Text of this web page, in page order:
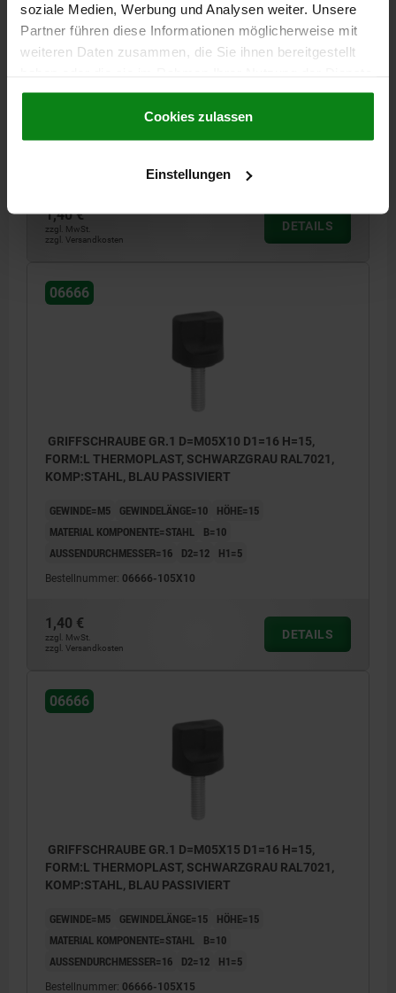
soziale Medien, Werbung und Analysen weiter. Unsere
Partner führen diese Informationen möglicherweise mit
weiteren Daten zusammen, die Sie ihnen bereitgestellt
gesammelt haben.Cookie Richtlinien
Datenschutz|AGB
Cookies zulassen
Einstellungen
GRIFFSCHRAUBE GR.1 D=M04X20 D1=16 H=15,
FORM:L THERMOPLAST, SCHWARZGRAU RAL7021,
MATERIAL KOMPONENTE=STAHL B=10
AUSSENDURCHMESSER=16
D2=12 H1=5
06666-104X20
1,40 €
zzgl. MwSt.
zzgl. Versandkosten
DETAILS
06666
GRIFFSCHRAUBE GR.1 D=M05X10 D1=16 H=15,
FORM:L THERMOPLAST, SCHWARZGRAU RAL7021,
KOMP:STAHL, BLAU PASSIVIERT
GEWINDE=M5 GEWINDELÄNGE=10
HÖHE=15
MATERIAL KOMPONENTE=STAHL
B=10
AUSSENDURCHMESSER=16
D2=12 H1=5
Bestellnummer: 06666-105X10
1,40 €
zzgl. MwSt.
zzgl. Versandkosten
DETAILS
06666
GRIFFSCHRAUBE GR.1 D=M05X15 D1=16 H=15,
FORM:L THERMOPLAST, SCHWARZGRAU RAL7021,
KOMP:STAHL, BLAU PASSIVIERT
GEWINDE=M5 GEWINDELÄNGE=15
HÖHE=15
MATERIAL KOMPONENTE=STAHL
B=10
AUSSENDURCHMESSER=16
D2=12 H1=5
Bestellnummer: 06666-105X15